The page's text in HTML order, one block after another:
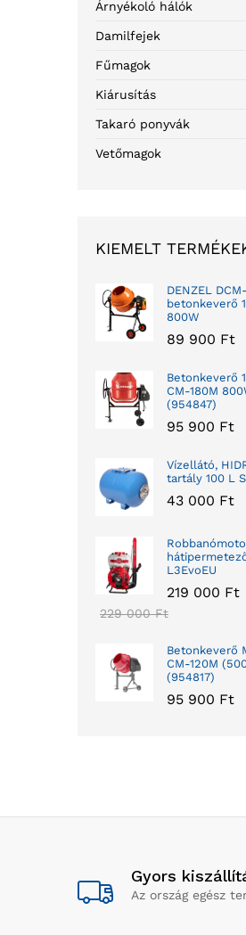
Árnyékoló hálók
Damilfejek
Fűmagok
Kiárusítás
Takaró ponyvák
Vetőmagok
KIEMELT
DENZEL
betonkeverő
800W
89 900 Ft
Betonkeverő
CM-180M
(954847)
95 900 Ft
Vízellátó,
tartály 100 L
43 000 Ft
L3EvoEU
219 000 Ft
229 000Ft
Betonkeverő
CM-120M
(954817)
95 900 Ft
Gyors
Az ország egész